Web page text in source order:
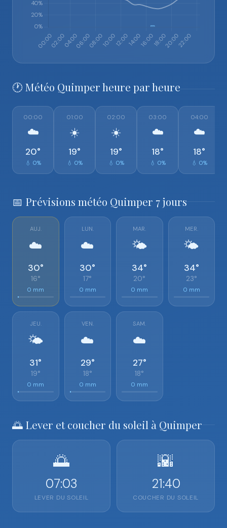
🕐 Météo Quimper heure par heure
00:00
☁️
20°
💧 0%
01:00
☀️
19°
💧 0%
02:00
☀️
19°
💧 0%
03:00
☁️
18°
💧 0%
04:00
☁️
18°
💧 0%
📅 Prévisions météo Quimper 7 jours
AUJ.
☁️
30°
16°
0 mm
LUN.
☁️
30°
17°
0 mm
MAR.
🌤️
34°
20°
0 mm
MER.
🌤️
34°
23°
0 mm
JEU.
🌤️
31°
19°
0 mm
VEN.
☁️
29°
18°
0 mm
SAM.
☁️
27°
18°
0 mm
🌅 Lever et coucher du soleil à Quimper
🌅
07:03
LEVER DU SOLEIL
🌇
21:40
COUCHER DU SOLEIL